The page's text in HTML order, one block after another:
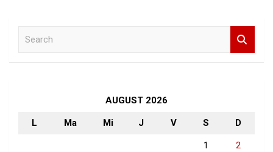
AUGUST 2026
L Ma Mi J V S D
1 2